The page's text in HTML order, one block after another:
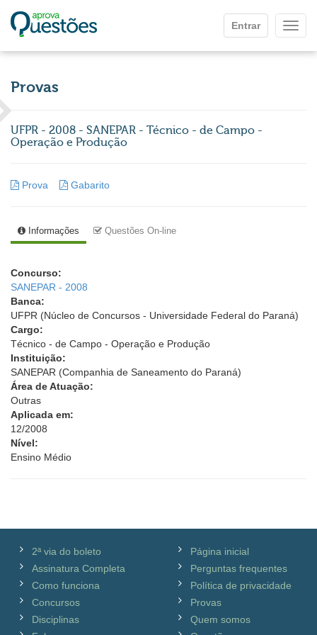
Entrar
Provas
UFPR - 2008 - SANEPAR - Técnico - de Campo -
Operação e Produção
Prova Gabarito
Informações Questões On-line
Concurso:
SANEPAR - 2008
Banca:
UFPR (Núcleo de Concursos - Universidade Federal do Paraná)
Cargo:
Técnico - de Campo - Operação e Produção
Instituição:
SANEPAR (Companhia de Saneamento do Paraná)
Área de Atuação:
Outras
Aplicada em:
12/2008
Nível:
Ensino Médio
2ª via do boleto
Assinatura Completa
Como funciona
Concursos
Disciplinas
Página inicial
Perguntas frequentes
Política de privacidade
Provas
Quem somos